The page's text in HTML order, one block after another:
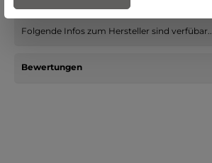
Infos zum Hersteller
Folgende Infos zum Hersteller sind verfübar...
Bewertungen